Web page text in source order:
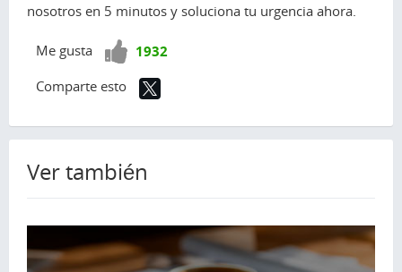
nosotros en 5 minutos y soluciona tu urgencia ahora.
Me gusta
¡Vota1932
Comparte esto
Ver también